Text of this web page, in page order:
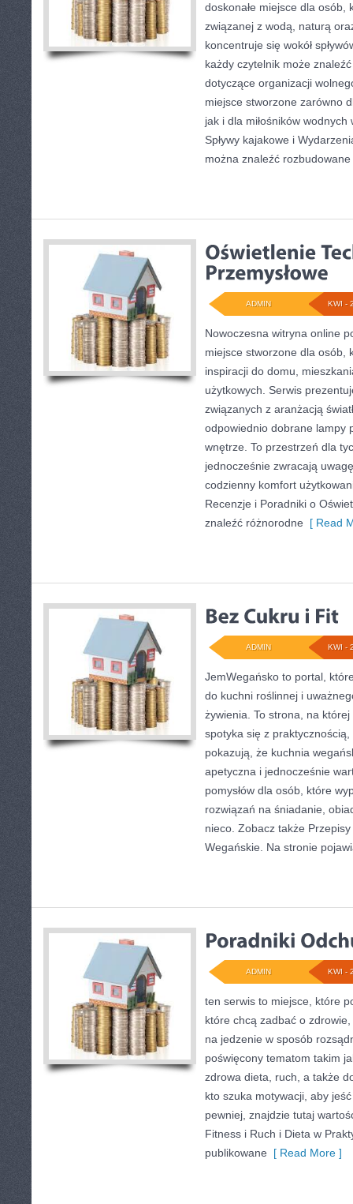
doskonałe miejsce dla osób,
związanej z wodą, naturą
koncentruje się wokół
każdy czytelnik może
dotyczące organizacji
miejsce stworzone zarówno
jak i dla miłośników
Spływy kajakowe i
można znaleźć
KWI -
ADMIN
Nowoczesna witryna online
miejsce stworzone dla osób,
inspiracji do domu,
użytkowych. Serwis
związanych z aranżacją
odpowiednio dobrane lampy
wnętrze. To przestrzeń dla
jednocześnie zwracają
codzienny komfort
Recenzje i Poradniki o
znaleźć różnorodne [ Read
KWI -
ADMIN
JemWegańsko to portal,
do kuchni roślinnej i
żywienia. To strona, na
spotyka się z praktycznością,
pokazują, że kuchnia
apetyczna i jednocześnie
pomysłów dla osób, które
rozwiązań na śniadanie,
nieco. Zobacz także
Wegańskie. Na stronie
KWI -
ADMIN
ten serwis to miejsce, które
które chcą zadbać o
na jedzenie w sposób
poświęcony tematom takim
zdrowa dieta, ruch, a także
kto szuka motywacji, aby
pewniej, znajdzie tutaj
Fitness i Ruch i Dieta w
publikowane [ Read More ]